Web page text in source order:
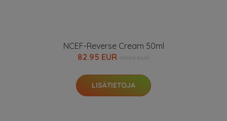
NCEF-Reverse Cream 50ml
82.95 EUR
LISÄTIETOJA